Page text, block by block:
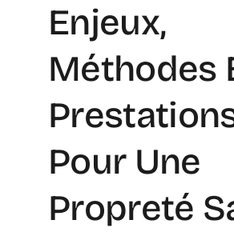
Enjeux,
Méthodes
Pour Une
Propreté